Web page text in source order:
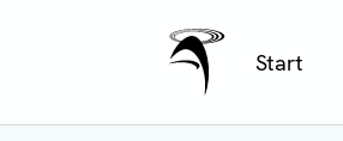
Ålands Radio & TV
Start